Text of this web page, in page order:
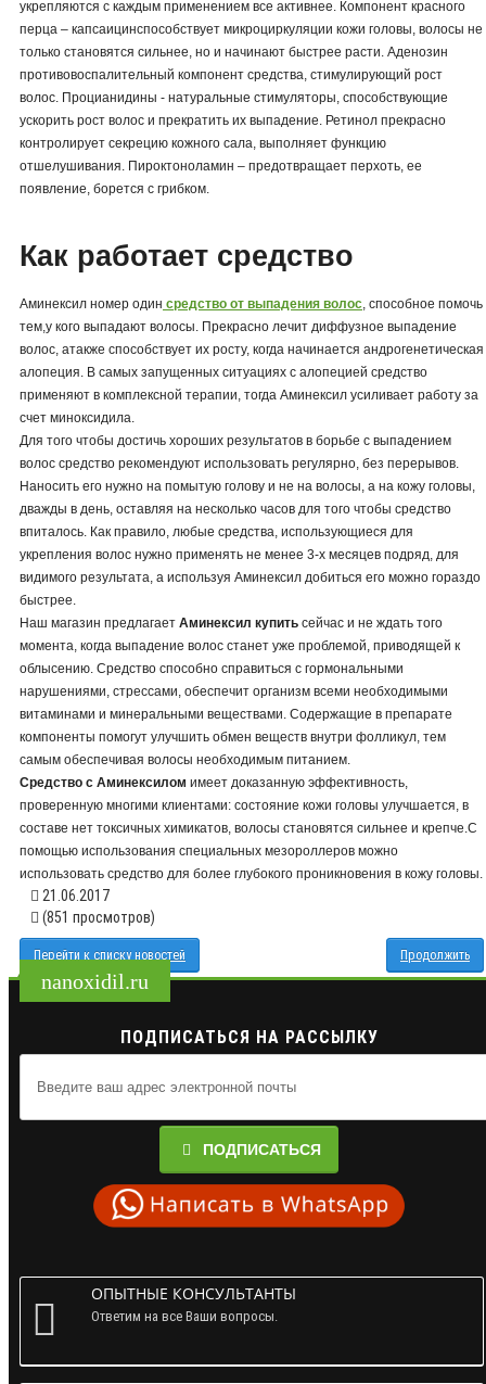
укрепляются с каждым применением все активнее. Компонент красного
перца – капсаицинспособствует микроциркуляции кожи головы, волосы не
только становятся сильнее, но и начинают быстрее расти. Аденозин
противовоспалительный компонент средства, стимулирующий рост
волос. Процианидины - натуральные стимуляторы, способствующие
ускорить рост волос и прекратить их выпадение. Ретинол прекрасно
контролирует секрецию кожного сала, выполняет функцию
отшелушивания. Пироктоноламин – предотвращает перхоть, ее
появление, борется с грибком.
Как работает средство
Аминексил номер один средство от выпадения волос , способное помочь
тем,у кого выпадают волосы. Прекрасно лечит диффузное выпадение
волос, атакже способствует их росту, когда начинается андрогенетическая
алопеция. В самых запущенных ситуациях с алопецией средство
применяют в комплексной терапии, тогда Аминексил усиливает работу за
счет миноксидила.
Для того чтобы достичь хороших результатов в борьбе с выпадением
волос средство рекомендуют использовать регулярно, без перерывов.
Наносить его нужно на помытую голову и не на волосы, а на кожу головы,
дважды в день, оставляя на несколько часов для того чтобы средство
впиталось. Как правило, любые средства, использующиеся для
укрепления волос нужно применять не менее 3-х месяцев подряд, для
видимого результата, а используя Аминексил добиться его можно гораздо
быстрее.
Наш магазин предлагает Аминексил купить сейчас и не ждать того
момента, когда выпадение волос станет уже проблемой, приводящей к
облысению. Средство способно справиться с гормональными
нарушениями, стрессами, обеспечит организм всеми необходимыми
витаминами и минеральными веществами. Содержащие в препарате
компоненты помогут улучшить обмен веществ внутри фолликул, тем
самым обеспечивая волосы необходимым питанием.
Средство с Аминексилом имеет доказанную эффективность,
проверенную многими клиентами: состояние кожи головы улучшается, в
составе нет токсичных химикатов, волосы становятся сильнее и крепче.С
помощью использования специальных мезороллеров можно
использовать средство для более глубокого проникновения в кожу головы.
21.06.2017
(851 просмотров)
Перейти к списку новостей Продолжить
nanoxidil.ru
ПОДПИСАТЬСЯ НА РАССЫЛКУ
ПОДПИСАТЬСЯ
ОПЫТНЫЕ КОНСУЛЬТАНТЫ
Ответим на все Ваши вопросы.